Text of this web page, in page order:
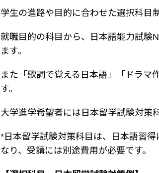
学生の進路や目的に合わせた選択科目
就職目的の科目から、日本語能力試験
ます。
また「歌詞で覚える日本語」「ドラマ
す。
大学進学希望者には日本留学試験対策
*日本留学試験対策科目は、日本語習
なり、受講には別途費用が必要です。